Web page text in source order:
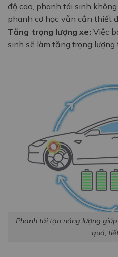
độ cao, phanh tái sinh
phanh cơ học vẫn cần thiết
Tăng trọng lượng xe: Việc
sinh sẽ làm tăng trọng lượng
Phanh tái tạo năng lượng
quả,